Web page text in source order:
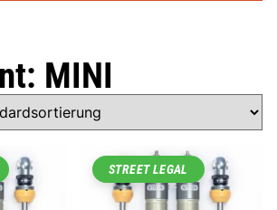
MINI
STREET LEGAL